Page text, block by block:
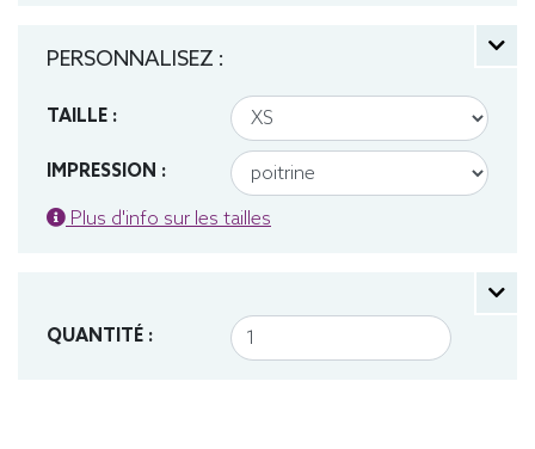
PERSONNALISEZ :
TAILLE :
IMPRESSION :
Plus d'info sur les tailles
QUANTITÉ :